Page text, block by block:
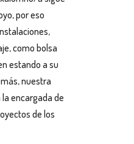
por eso
como bolsa
estando a su
nuestra
encargada de
de los